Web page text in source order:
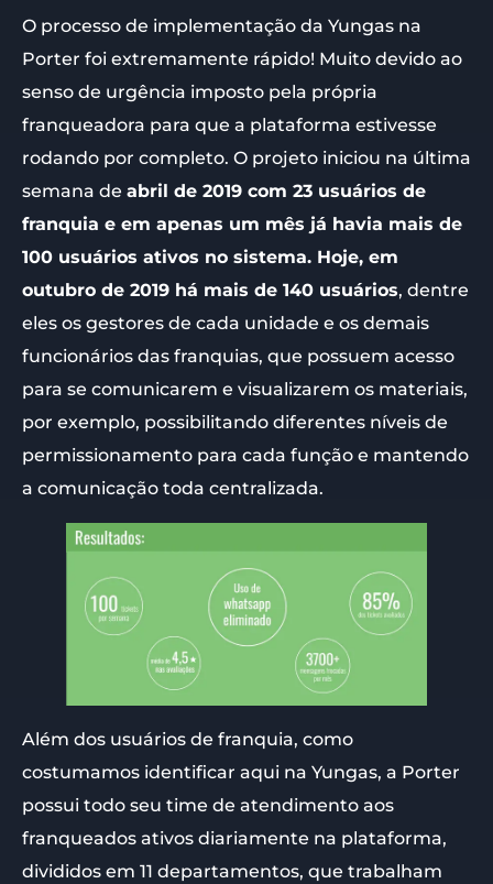
O processo de implementação da Yungas na
Porter foi extremamente rápido! Muito devido ao
senso de urgência imposto pela própria
franqueadora para que a plataforma estivesse
rodando por completo. O projeto iniciou na última
semana de abril de 2019 com 23 usuários de
franquia e em apenas um mês já havia mais de
100 usuários ativos no sistema. Hoje, em
outubro de 2019 há mais de 140 usuários, dentre
eles os gestores de cada unidade e os demais
funcionários das franquias, que possuem acesso
para se comunicarem e visualizarem os materiais,
por exemplo, possibilitando diferentes níveis de
permissionamento para cada função e mantendo
a comunicação toda centralizada.
Além dos usuários de franquia, como
costumamos identificar aqui na Yungas, a Porter
possui todo seu time de atendimento aos
franqueados ativos diariamente na plataforma,
divididos em 11 departamentos, que trabalham